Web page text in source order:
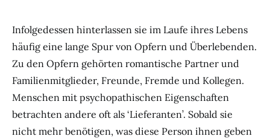
Infolgedessen hinterlassen sie im Laufe ihres Lebens
häufig eine lange Spur von Opfern und Überlebenden.
Zu den Opfern gehörten romantische Partner und
Familienmitglieder, Freunde, Fremde und Kollegen.
Menschen mit psychopathischen Eigenschaften
betrachten andere oft als ‘Lieferanten’. Sobald sie
nicht mehr benötigen, was diese Person ihnen geben